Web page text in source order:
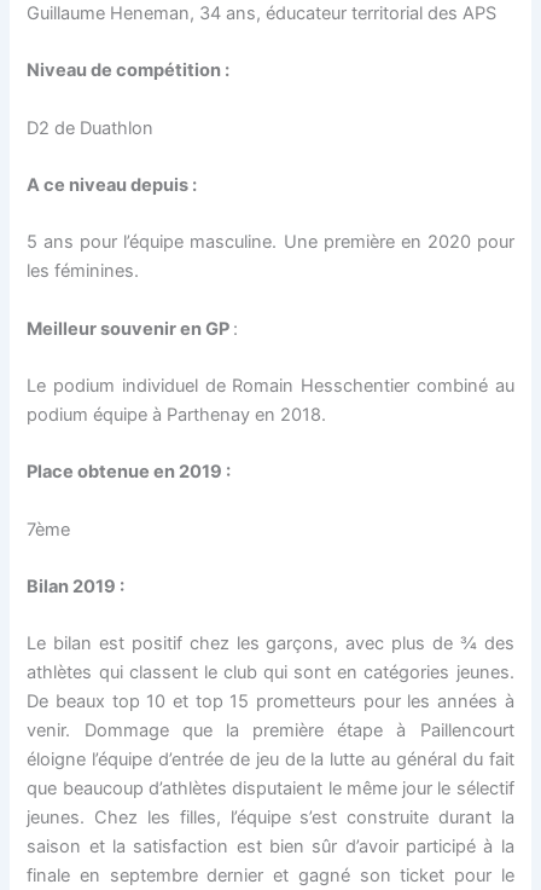
Guillaume Heneman, 34 ans, éducateur territorial des APS
Niveau de compétition :
D2 de Duathlon
A ce niveau depuis :
5 ans pour l’équipe masculine. Une première en 2020 pour
les féminines.
Meilleur souvenir en GP :
Le podium individuel de Romain Hesschentier combiné au
podium équipe à Parthenay en 2018.
Place obtenue en 2019 :
7ème
Bilan 2019 :
Le bilan est positif chez les garçons, avec plus de ¾ des
athlètes qui classent le club qui sont en catégories jeunes.
De beaux top 10 et top 15 prometteurs pour les années à
venir. Dommage que la première étape à Paillencourt
éloigne l’équipe d’entrée de jeu de la lutte au général du fait
que beaucoup d’athlètes disputaient le même jour le sélectif
jeunes. Chez les filles, l’équipe s’est construite durant la
saison et la satisfaction est bien sûr d’avoir participé à la
finale en septembre dernier et gagné son ticket pour le